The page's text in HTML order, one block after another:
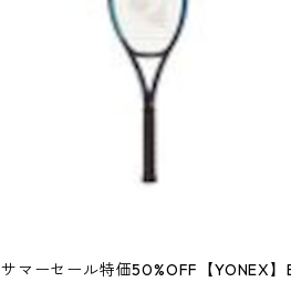
サマーセール特価50%OFF【YONEX】